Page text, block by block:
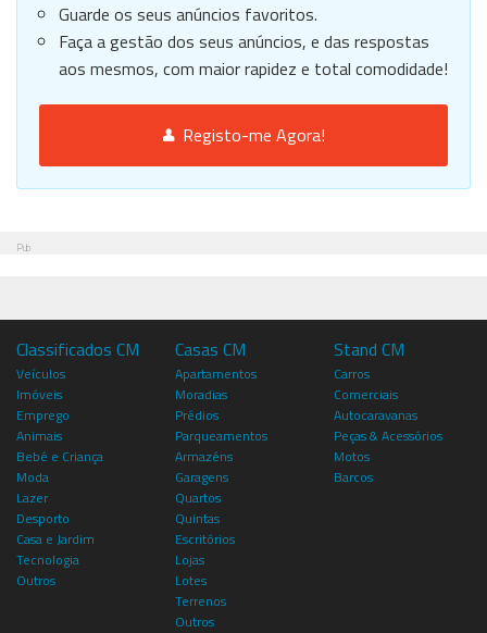
Guarde os seus anúncios favoritos.
Faça a gestão dos seus anúncios, e das respostas
aos mesmos, com maior rapidez e total comodidade!
Registo-me Agora!
Pub
Classificados CM
Veículos
Imóveis
Emprego
Animais
Bebé e Criança
Moda
Lazer
Desporto
Casa e Jardim
Tecnologia
Outros
Casas CM
Apartamentos
Moradias
Prédios
Parqueamentos
Armazéns
Garagens
Quartos
Quintas
Escritórios
Lojas
Lotes
Terrenos
Outros
Stand CM
Carros
Comerciais
Autocaravanas
Peças & Acessórios
Motos
Barcos